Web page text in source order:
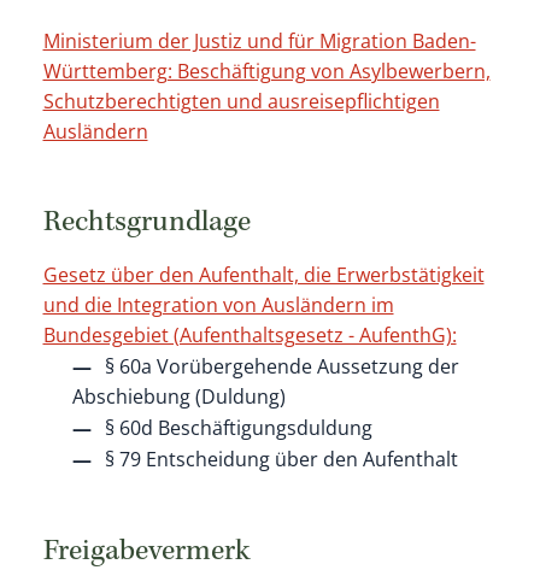
Ministerium der Justiz und für Migration Baden-
Württemberg: Beschäftigung von Asylbewerbern,
Schutzberechtigten und ausreisepflichtigen
Ausländern
Rechtsgrundlage
Gesetz über den Aufenthalt, die Erwerbstätigkeit
und die Integration von Ausländern im
Bundesgebiet (Aufenthaltsgesetz - AufenthG):
§ 60a Vorübergehende Aussetzung der
Abschiebung (Duldung)
§ 60d Beschäftigungsduldung
§ 79 Entscheidung über den Aufenthalt
Freigabevermerk